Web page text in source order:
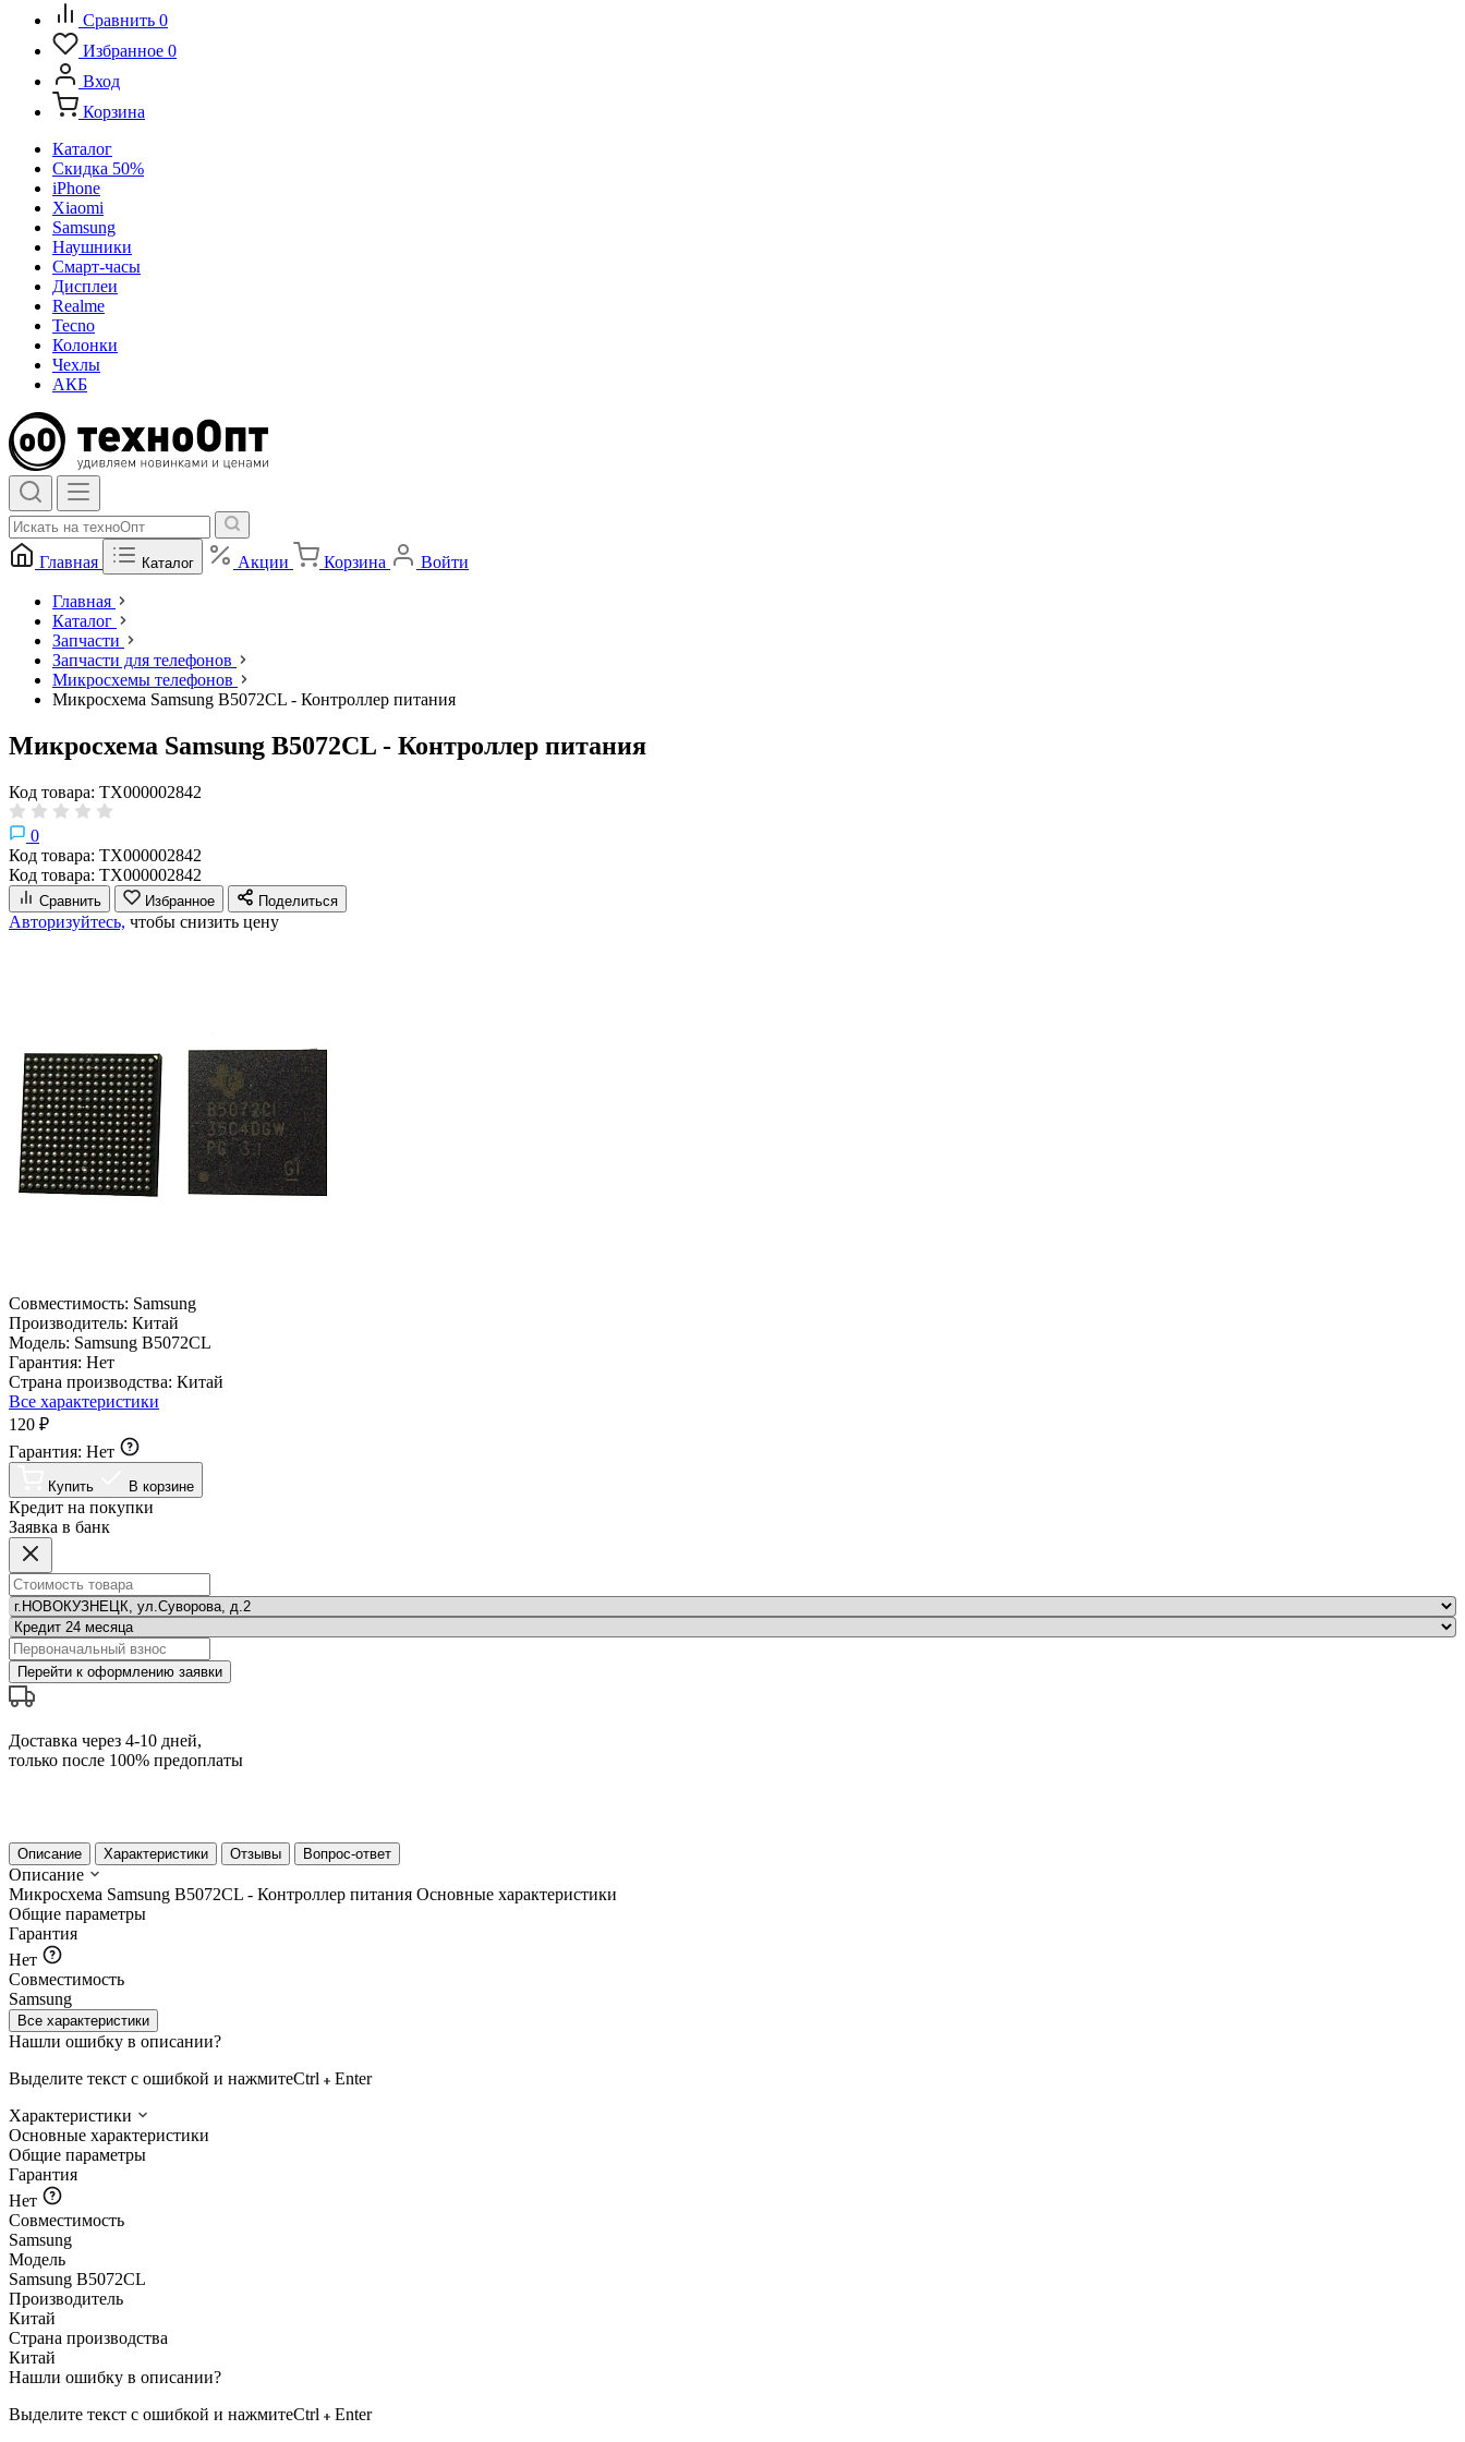
Сравнить 0
Избранное 0
Вход
Корзина
Каталог
Скидка 50%
iPhone
Xiaomi
Samsung
Наушники
Смарт-часы
Дисплеи
Realme
Tecno
Колонки
Чехлы
АКБ
Главная Каталог Акции Корзина Войти
Главная
Каталог
Запчасти
Запчасти для телефонов
Микросхемы телефонов
Микросхема Samsung B5072CL - Контроллер питания
Микросхема Samsung B5072CL - Контроллер питания
Код товара: ТХ000002842
0
Код товара: ТХ000002842
Код товара: ТХ000002842
Сравнить Избранное Поделиться
Авторизуйтесь, чтобы снизить цену
Совместимость: Samsung
Производитель: Китай
Модель: Samsung B5072CL
Гарантия: Нет
Страна производства: Китай
Все характеристики
120 ₽
Гарантия: Нет
Купить В корзине
Кредит на покупки
Заявка в банк
Перейти к оформлению заявки
Доставка через 4-10 дней,
только после 100% предоплаты
Описание Характеристики Отзывы Вопрос-ответ
Описание
Микросхема Samsung B5072CL - Контроллер питания Основные характеристики
Общие параметры
Гарантия
Нет
Совместимость
Samsung
Все характеристики
Нашли ошибку в описании?
Выделите текст с ошибкой и нажмитеCtrl
Enter
Характеристики
Основные характеристики
Общие параметры
Гарантия
Нет
Совместимость
Samsung
Модель
Samsung B5072CL
Производитель
Китай
Страна производства
Китай
Нашли ошибку в описании?
Выделите текст с ошибкой и нажмитеCtrl
Enter